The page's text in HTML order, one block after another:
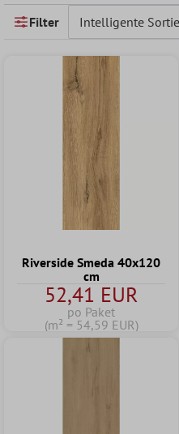
Filter
Riverside Smeda 40x120
cm
52,41 EUR
po Paket
(m² = 54,59 EUR)